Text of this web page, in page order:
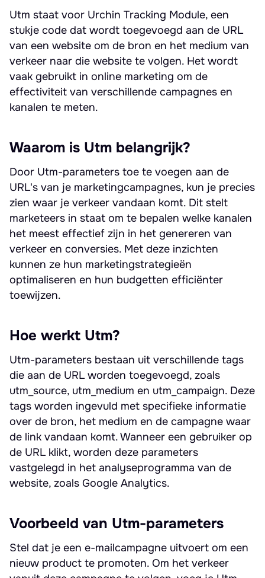
Utm staat voor Urchin Tracking Module, een
stukje code dat wordt toegevoegd aan de URL
van een website om de bron en het medium van
verkeer naar die website te volgen. Het wordt
vaak gebruikt in online marketing om de
effectiviteit van verschillende campagnes en
kanalen te meten.
Waarom is Utm belangrijk?
Door Utm-parameters toe te voegen aan de
URL's van je marketingcampagnes, kun je precies
zien waar je verkeer vandaan komt. Dit stelt
marketeers in staat om te bepalen welke kanalen
het meest effectief zijn in het genereren van
verkeer en conversies. Met deze inzichten
kunnen ze hun marketingstrategieën
optimaliseren en hun budgetten efficiënter
toewijzen.
Hoe werkt Utm?
Utm-parameters bestaan uit verschillende tags
die aan de URL worden toegevoegd, zoals
utm_source, utm_medium en utm_campaign. Deze
tags worden ingevuld met specifieke informatie
over de bron, het medium en de campagne waar
de link vandaan komt. Wanneer een gebruiker op
de URL klikt, worden deze parameters
vastgelegd in het analyseprogramma van de
website, zoals Google Analytics.
Voorbeeld van Utm-parameters
Stel dat je een e-mailcampagne uitvoert om een
nieuw product te promoten. Om het verkeer